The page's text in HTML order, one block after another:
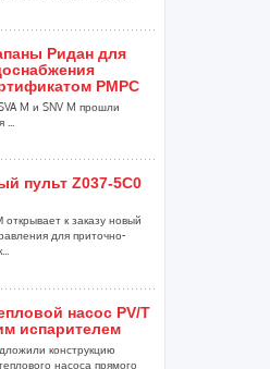
Ридан для
РМРС
M и SNV M прошли
пульт Z037-5C0
к заказу новый
для приточно-
насос PV/T
испарителем
конструкцию
насоса прямого